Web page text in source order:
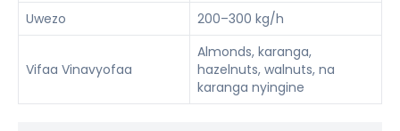
Uwezo
200–300 kg/h
Vifaa Vinavyofaa
Almonds, karanga,
hazelnuts, walnuts, na
karanga nyingine